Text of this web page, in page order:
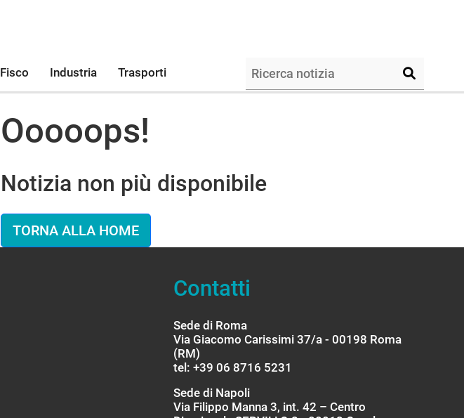
Fisco Industria Trasporti
Ooooops!
Notizia non più disponibile
TORNA ALLA HOME
Contatti
Sede di Roma
Via Giacomo Carissimi 37/a - 00198 Roma
(RM)
tel: +39 06 8716 5231
Sede di Napoli
Via Filippo Manna 3, int. 42 – Centro